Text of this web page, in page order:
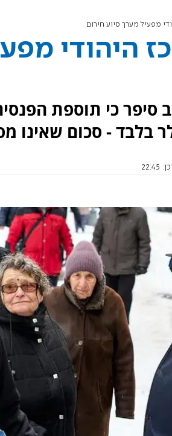
מפעיל מערך סיוע חירום
היהודי
סיפר כי תוספת
22:45